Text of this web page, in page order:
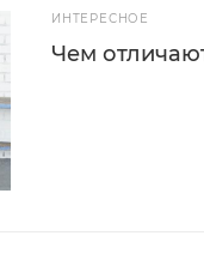
ИНТЕРЕСНОЕ
Чем